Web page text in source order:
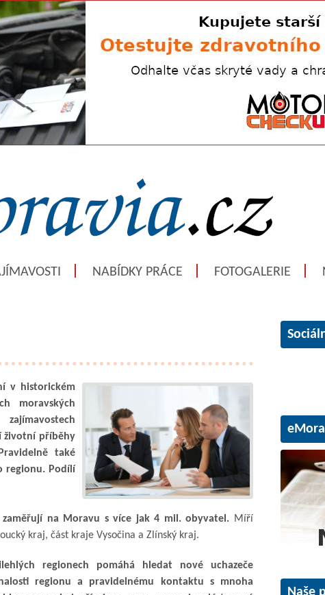
NABÍDKY PRÁCE FOTOGALERIE
v historickém
moravských
životní příběhy
také
regionu. Podílí
na Moravu s více jak 4 mil. obyvatel. Míří
kraj, část kraje Vysočina a Zlínský kraj.
regionech pomáhá hledat nové uchazeče
regionu a pravidelnému kontaktu s mnoha
Naše